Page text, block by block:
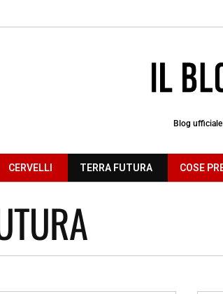
Blog
CERVELLI TERRA FUTURA COSE